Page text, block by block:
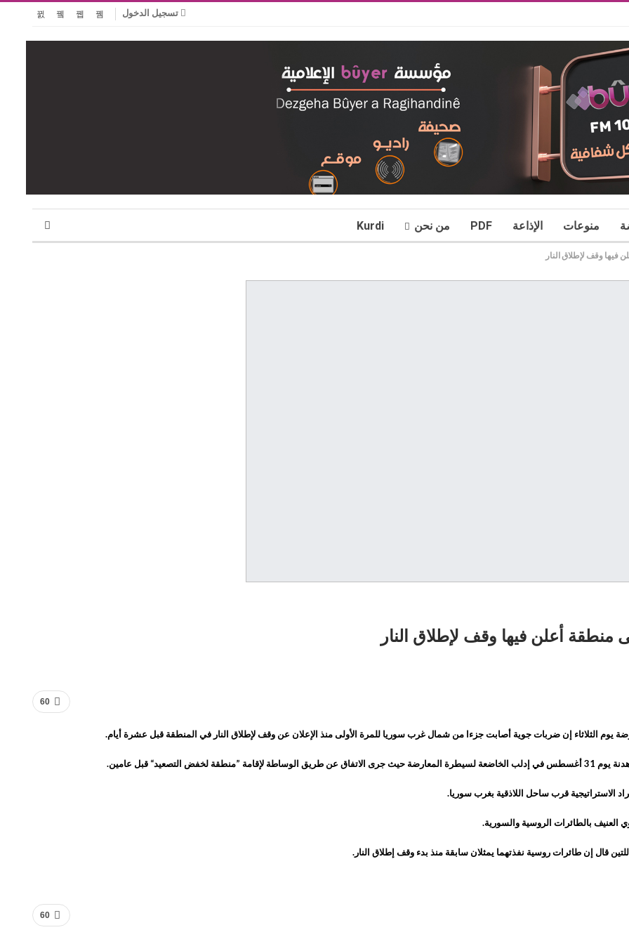
تسجيل الدخول
منوعات الإذاعة PDF من نحن Kurdi
وقف لإطلاق النار
أعلن فيها وقف لإطلاق النار
60
الثلاثاء إن ضربات جوية أصابت جزءا من شمال غرب سوريا للمرة الأولى منذ الإعلان عن وقف لإطلاق النار في المنطقة قبل عشرة أيام.
قبل عامين.
الاستراتيجية قرب ساحل اللاذقية بغرب سوريا.
بالطائرات الروسية والسورية.
قال إن طائرات روسية نفذتهما يمثلان سابقة منذ بدء وقف إطلاق النار.
60